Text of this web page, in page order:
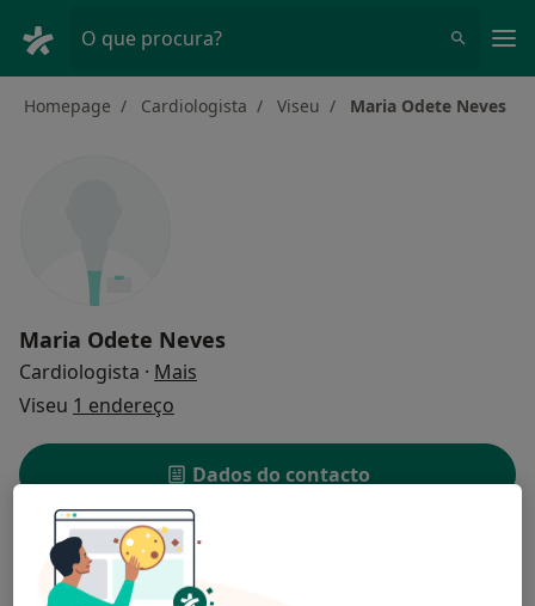
O que procura?
Homepage Cardiologista Viseu Maria Odete Neves
Maria Odete Neves
Cardiologista · Mais
Viseu 1 endereço
Dados do contacto
Solicite um atendimento